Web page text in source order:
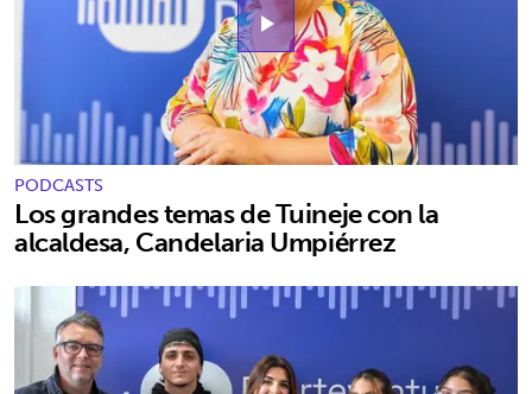
play_arrow
PODCASTS
Los grandes temas de Tuineje con la
alcaldesa, Candelaria Umpiérrez